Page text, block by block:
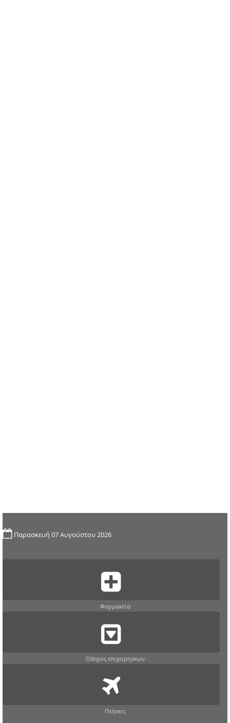
Παρασκευή 07 Αυγούστου 2026
Φαρμακεία
Οδηγος επιχειρησεων
Πτήσεις